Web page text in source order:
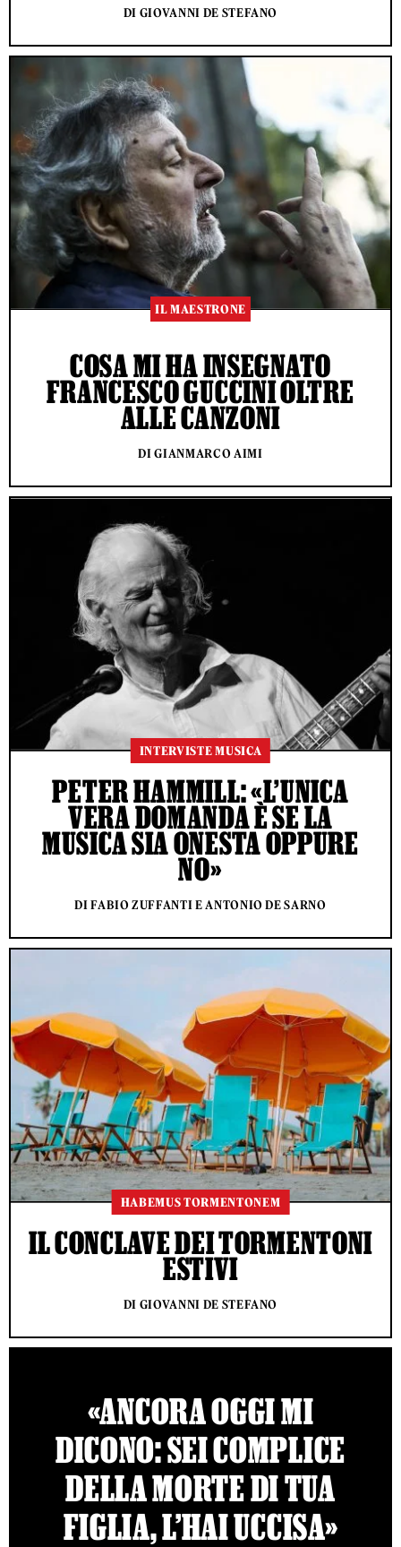
DI GIOVANNI DE STEFANO
IL MAESTRONE
COSA MI HA INSEGNATO
FRANCESCO GUCCINI OLTRE
ALLE CANZONI
DI GIANMARCO AIMI
INTERVISTE MUSICA
PETER HAMMILL: «L’UNICA
VERA DOMANDA È SE LA
MUSICA SIA ONESTA OPPURE
NO»
DI FABIO ZUFFANTI E ANTONIO DE SARNO
HABEMUS TORMENTONEM
IL CONCLAVE DEI TORMENTONI
ESTIVI
DI GIOVANNI DE STEFANO
«ANCORA OGGI MI
DICONO: SEI COMPLICE
DELLA MORTE DI TUA
FIGLIA, L’HAI UCCISA»